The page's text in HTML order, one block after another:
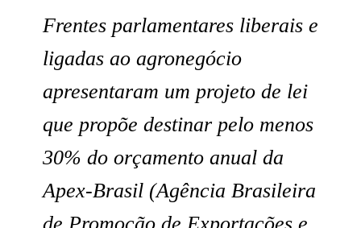
Frentes parlamentares liberais e
ligadas ao agronegócio
apresentaram um projeto de lei
que propõe destinar pelo menos
30% do orçamento anual da
Apex-Brasil (Agência Brasileira